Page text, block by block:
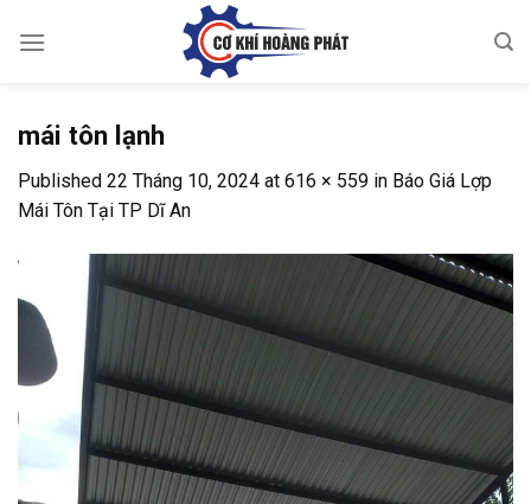
mái tôn lạnh
Published 22 Tháng 10, 2024 at 616 × 559 in Báo Giá Lợp
Mái Tôn Tại TP Dĩ An